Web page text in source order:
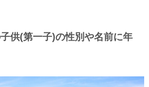
供(第一子)の性別や名前に年